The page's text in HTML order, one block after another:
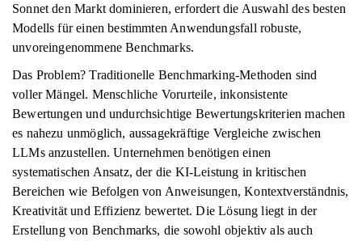
Sonnet den Markt dominieren, erfordert die Auswahl des besten
Modells für einen bestimmten Anwendungsfall robuste,
unvoreingenommene Benchmarks.
Das Problem? Traditionelle Benchmarking-Methoden sind
voller Mängel. Menschliche Vorurteile, inkonsistente
Bewertungen und undurchsichtige Bewertungskriterien machen
es nahezu unmöglich, aussagekräftige Vergleiche zwischen
LLMs anzustellen. Unternehmen benötigen einen
systematischen Ansatz, der die KI-Leistung in kritischen
Bereichen wie Befolgen von Anweisungen, Kontextverständnis,
Kreativität und Effizienz bewertet. Die Lösung liegt in der
Erstellung von Benchmarks, die sowohl objektiv als auch